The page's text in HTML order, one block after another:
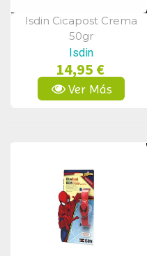
Vista Rápida
Isdin Cicapost Crema
50gr
Isdin
14,95 €
Ver Más